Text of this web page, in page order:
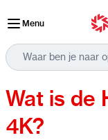
Menu
Wat is de
4K?